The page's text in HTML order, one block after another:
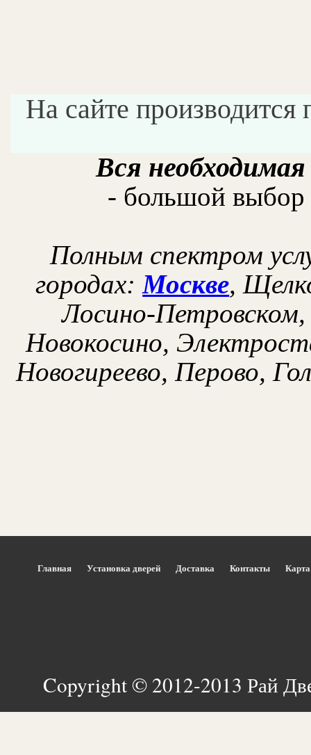
На сайте производится
Вся
- большой выбор
Полным спектром
городах: Москве,
Лосино-
Новокосино,
Новогиреево, Перово,
Главная Установка дверей Доставка Контакты
Copyright © 2012-2013 Рай